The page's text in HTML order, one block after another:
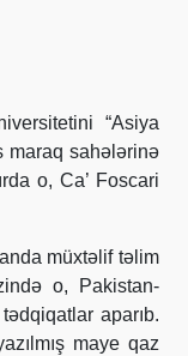
“Asiya
maraq sahələrinə
o, Ca’ Foscari
müxtəlif təlim
o, Pakistan-
aparıb.
maye qaz